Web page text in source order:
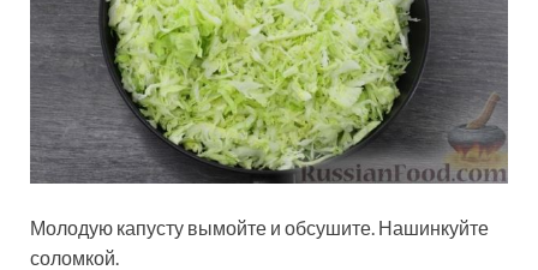
Молодую капусту вымойте и обсушите. Нашинкуйте
соломкой.